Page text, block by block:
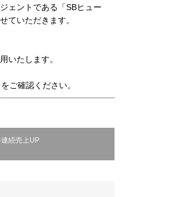
ェントである「SBヒュー
ていただきます。
いたします。
ご確認ください。
続売上UP